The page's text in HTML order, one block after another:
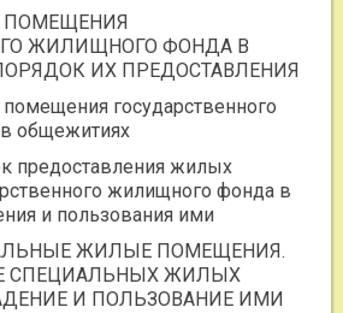
ПОМЕЩЕНИЯ
ЖИЛИЩНОГО ФОНДА В
ИХ ПРЕДОСТАВЛЕНИЯ
государственного
общежитиях
предоставления жилых
жилищного фонда в
и пользования ими
ЖИЛЫЕ ПОМЕЩЕНИЯ.
СПЕЦИАЛЬНЫХ ЖИЛЫХ
И ПОЛЬЗОВАНИЕ ИМИ